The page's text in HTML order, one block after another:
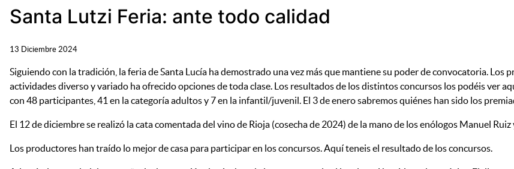
Santa Lutzi Feria: ante todo calidad
13 Diciembre 2024
Siguiendo con la tradición, la feria de Santa Lucía ha demostrado una vez más que mantiene su poder de convocatoria.
actividades diverso y variado ha ofrecido opciones de toda clase. Los resultados de los distintos concursos los podéis ver
con 48 participantes, 41 en la categoría adultos y 7 en la infantil/juvenil. El 3 de enero sabremos quiénes han sido los
El 12 de diciembre se realizó la cata comentada del vino de Rioja (cosecha de 2024) de la mano de los enólogos Manuel
Los productores han traído lo mejor de casa para participar en los concursos. Aquí teneis el resultado de los concursos.